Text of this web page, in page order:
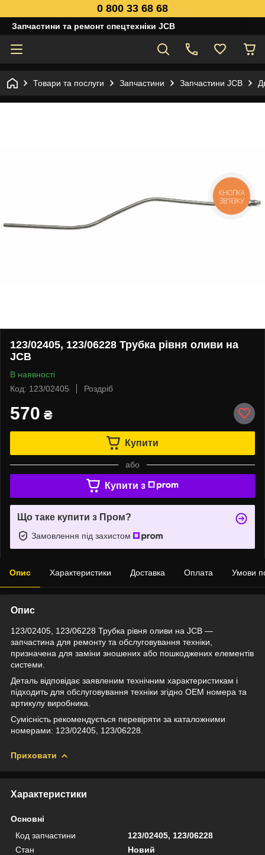
0 800 33 68 68
Запчастини та ремонт спецтехніки JCB
Товари та послуги Запчастини Запчастини JCB
123/02405, 123/06228 Трубка рівня оливи на
JCB
В наявності
Код: 123/02405
Роздріб
570 ₴
Купити
або
Купити з
Що таке купити з Пром?
Замовлення під захистом
Опис Характеристики Доставка Оплата Умови
Опис
123/02405, 123/06228 Трубка рівня оливи на JCB —
запчастина для ремонту та обслуговування техніки,
призначена для заміни зношених або пошкоджених елементів
системи.
Деталь відповідає заявленим технічним характеристикам і
підходить для обслуговування техніки згідно OEM номера та
артикулу виробника.
Сумісність рекомендується перевіряти за каталожними
номерами: 123/02405, 123/06228.
Приховати
Характеристики
Основні
Код запчастини
123/02405, 123/06228
Стан
Новий
КНОПКА
ЗВ'ЯЗКУ